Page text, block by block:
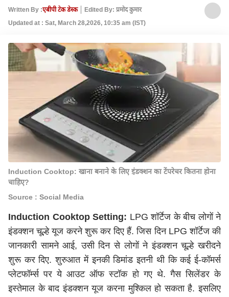
Written By :एबीपी टेक डेस्क
Edited By: प्रमोद कुमार
Updated at : Sat, March 28,2026, 10:35 am (IST)
Induction Cooktop: खाना बनाने के लिए इंडक्शन का टेंपरेचर कितना होना
चाहिए?
Source : Social Media
Induction Cooktop Setting: LPG शॉर्टेज के बीच लोगों ने
इंडक्शन चूल्हे यूज करने शुरू कर दिए हैं. जिस दिन LPG शॉर्टेज की
जानकारी सामने आई, उसी दिन से लोगों ने इंडक्शन चूल्हे खरीदने
शुरू कर दिए. शुरुआत में इनकी डिमांड इतनी थी कि कई ई-कॉमर्स
प्लेटफॉर्म्स पर ये आउट ऑफ स्टॉक हो गए थे. गैस सिलेंडर के
इस्तेमाल के बाद इंडक्शन यूज करना मुश्किल हो सकता है. इसलिए